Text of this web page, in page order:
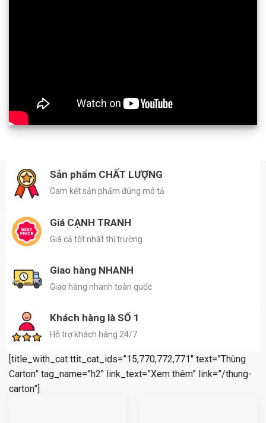
Sản phẩm CHẤT LƯỢNG
Cam kết sản phẩm đúng mô tả
Giá CẠNH TRANH
Giá cả tốt nhất thị trường
Giao hàng NHANH
Giao hàng nhanh toàn quốc
Khách hàng là SỐ 1
Hỗ trợ khách hàng 24/7
[title_with_cat ttit_cat_ids=”15,770,772,771″ text=”Thùng
Carton” tag_name=”h2″ link_text=”Xem thêm” link=”/thung-
carton”]